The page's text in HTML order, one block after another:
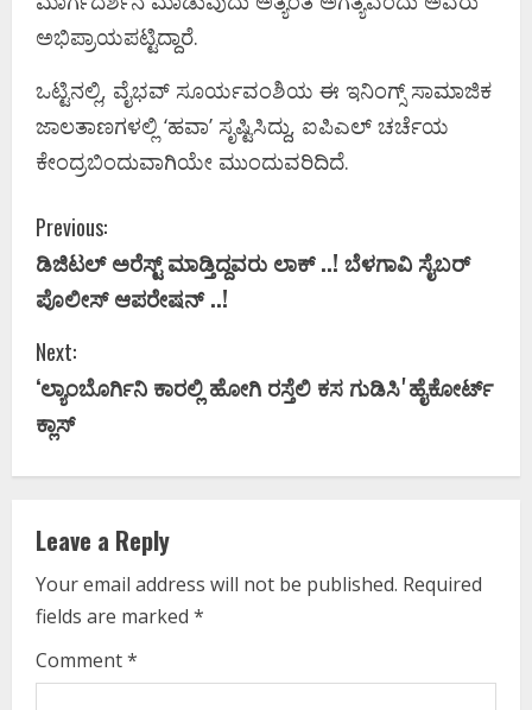
ಅಭಿಪ್ರಾಯಪಟ್ಟಿದ್ದಾರೆ.
ಒಟ್ಟಿನಲ್ಲಿ, ವೈಭವ್ ಸೂರ್ಯವಂಶಿಯ ಈ ಇನಿಂಗ್ಸ್ ಸಾಮಾಜಿಕ
ಜಾಲತಾಣಗಳಲ್ಲಿ ‘ಹವಾ’ ಸೃಷ್ಟಿಸಿದ್ದು, ಐಪಿಎಲ್ ಚರ್ಚೆಯ
ಕೇಂದ್ರಬಿಂದುವಾಗಿಯೇ ಮುಂದುವರಿದಿದೆ.
C
o
n
t
i
n
u
e
R
e
Previous:
ಡಿಜಿಟಲ್ ಅರೆಸ್ಟ್ ಮಾಡ್ತಿದ್ದವರು ಲಾಕ್ ..!‌ ಬೆಳಗಾವಿ ಸೈಬರ್
ಪೊಲೀಸ್‌ ಆಪರೇಷನ್ ..!
Next:
ʻಲ್ಯಾಂಬೊರ್ಗಿನಿ ಕಾರಲ್ಲಿ ಹೋಗಿ ರಸ್ತೆಲಿ ಕಸ ಗುಡಿಸಿʼಹೈಕೋರ್ಟ್‌
ಕ್ಲಾಸ್‌
Leave a Reply
Your email address will not be published. Required
fields are marked *
Comment*